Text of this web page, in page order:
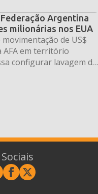
Argentina
milionárias nos EUA
de US$
AFA em território
configurar lavagem de